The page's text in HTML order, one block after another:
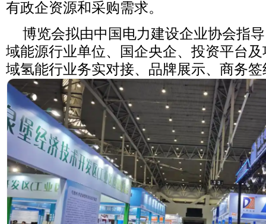
有政企资源和采购需求。
博览会拟由中国电力建设企业协会指
域能源行业单位、国企央企、投资平台
域氢能行业务实对接、品牌展示、商务